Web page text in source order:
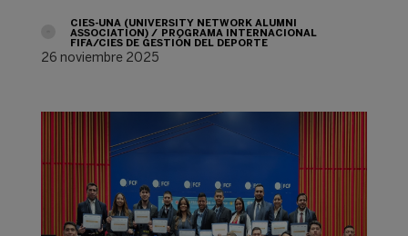
CIES-UNA (UNIVERSITY NETWORK ALUMNI
ASSOCIATION)
PROGRAMA INTERNACIONAL
FIFA/CIES DE GESTIÓN DEL DEPORTE
26 noviembre 2025